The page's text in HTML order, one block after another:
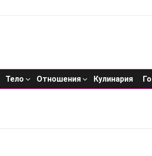
Тело Отношения Кулинария